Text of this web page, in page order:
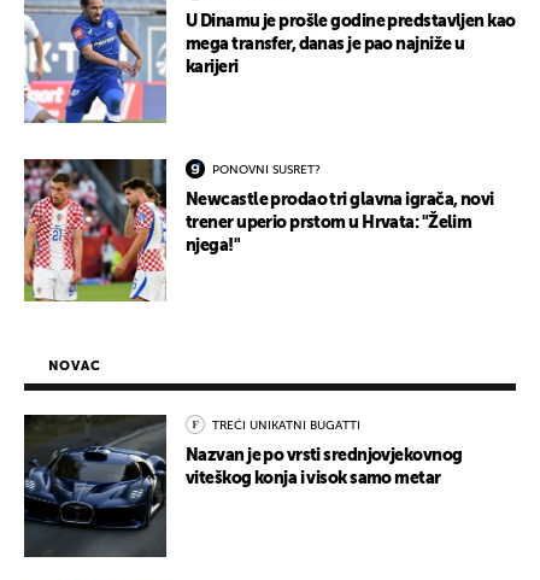
U Dinamu je prošle godine predstavljen kao
mega transfer, danas je pao najniže u
karijeri
PONOVNI SUSRET?
Newcastle prodao tri glavna igrača, novi
trener uperio prstom u Hrvata: "Želim
njega!"
NOVAC
TREĆI UNIKATNI BUGATTI
Nazvan je po vrsti srednjovjekovnog
viteškog konja i visok samo metar